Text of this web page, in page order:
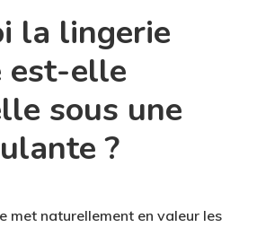
la lingerie
est-elle
sous une
?
met naturellement en valeur les